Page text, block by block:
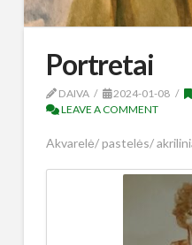
Portretai
DAIVA 2024-01-08
LEAVE A COMMENT
Akvarelė/ pastelės/